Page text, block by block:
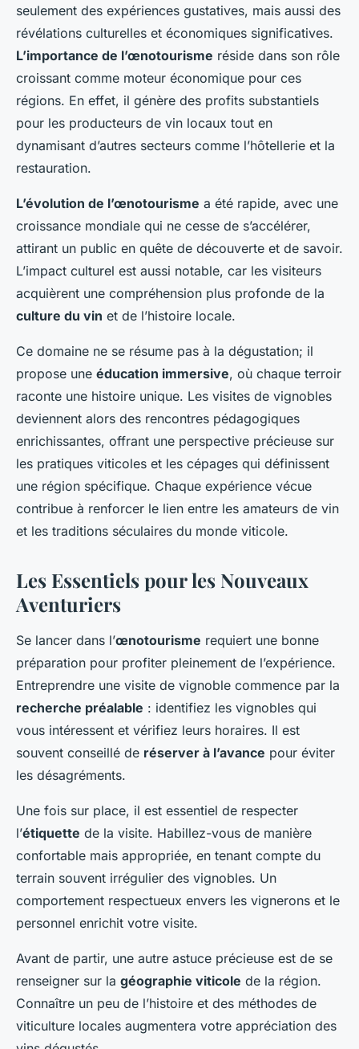
seulement des expériences gustatives, mais aussi des
révélations culturelles et économiques significatives.
L’importance de l’œnotourisme réside dans son rôle
croissant comme moteur économique pour ces
régions. En effet, il génère des profits substantiels
pour les producteurs de vin locaux tout en
dynamisant d’autres secteurs comme l’hôtellerie et la
restauration.
L’évolution de l’œnotourisme a été rapide, avec une
croissance mondiale qui ne cesse de s’accélérer,
attirant un public en quête de découverte et de savoir.
L’impact culturel est aussi notable, car les visiteurs
acquièrent une compréhension plus profonde de la
culture du vin et de l’histoire locale.
Ce domaine ne se résume pas à la dégustation; il
propose une éducation immersive, où chaque terroir
raconte une histoire unique. Les visites de vignobles
deviennent alors des rencontres pédagogiques
enrichissantes, offrant une perspective précieuse sur
les pratiques viticoles et les cépages qui définissent
une région spécifique. Chaque expérience vécue
contribue à renforcer le lien entre les amateurs de vin
et les traditions séculaires du monde viticole.
Les Essentiels pour les Nouveaux
Aventuriers
Se lancer dans l’œnotourisme requiert une bonne
préparation pour profiter pleinement de l’expérience.
Entreprendre une visite de vignoble commence par la
recherche préalable : identifiez les vignobles qui
vous intéressent et vérifiez leurs horaires. Il est
souvent conseillé de réserver à l’avance pour éviter
les désagréments.
Une fois sur place, il est essentiel de respecter
l’étiquette de la visite. Habillez-vous de manière
confortable mais appropriée, en tenant compte du
terrain souvent irrégulier des vignobles. Un
comportement respectueux envers les vignerons et le
personnel enrichit votre visite.
Avant de partir, une autre astuce précieuse est de se
renseigner sur la géographie viticole de la région.
Connaître un peu de l’histoire et des méthodes de
viticulture locales augmentera votre appréciation des